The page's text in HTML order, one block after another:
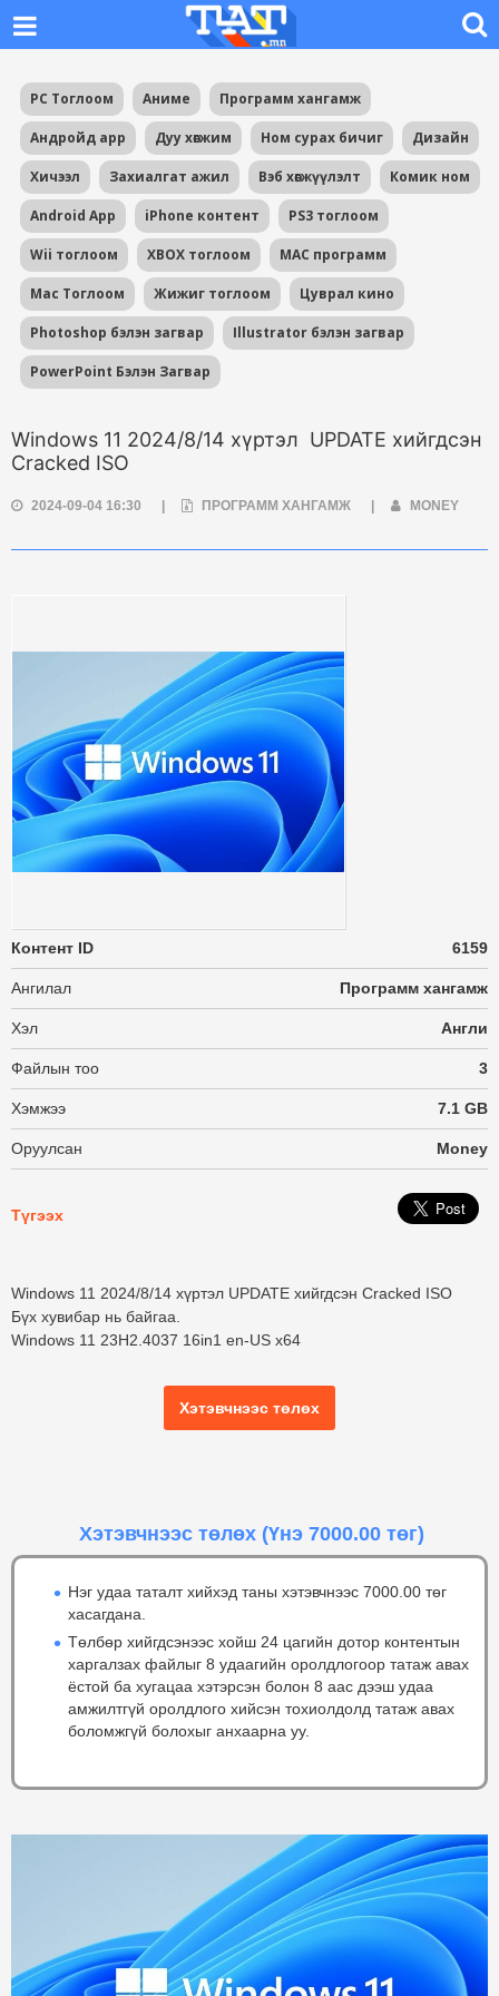
PC Тоглоом Аниме Программ хангамж
Андройд app Дуу хөгжим Ном сурах бичиг Дизайн
Хичээл Захиалгат ажил Вэб хөгжүүлэлт Комик ном
Android App iPhone контент PS3 тоглоом
Wii тоглоом XBOX тоглоом MAC программ
Mac Тоглоом Жижиг тоглоом Цуврал кино
Photoshop бэлэн загвар Illustrator бэлэн загвар
PowerPoint Бэлэн Загвар
Windows 11 2024/8/14 хүртэл UPDATE хийгдсэн
Cracked ISO
2024-09-04 16:30 ПРОГРАММ ХАНГАМЖ MONEY
Контент ID 6159
Ангилал Программ хангамж
Хэл Англи
Файлын тоо 3
Хэмжээ 7.1 GB
Оруулсан Money
Түгээх
Windows 11 2024/8/14 хүртэл UPDATE хийгдсэн Cracked ISO
Бүх хувибар нь байгаа.
Windows 11 23H2.4037 16in1 en-US x64
Хэтэвчнээс төлөх
Хэтэвчнээс төлөх (Үнэ 7000.00 төг)
Нэг удаа таталт хийхэд таны хэтэвчнээс 7000.00 төг
хасагдана.
Төлбөр хийгдсэнээс хойш 24 цагийн дотор контентын
харгалзах файлыг 8 удаагийн оролдлогоор татаж авах
ёстой ба хугацаа хэтэрсэн болон 8 аас дээш удаа
амжилтгүй оролдлого хийсэн тохиолдолд татаж авах
боломжгүй болохыг анхаарна уу.